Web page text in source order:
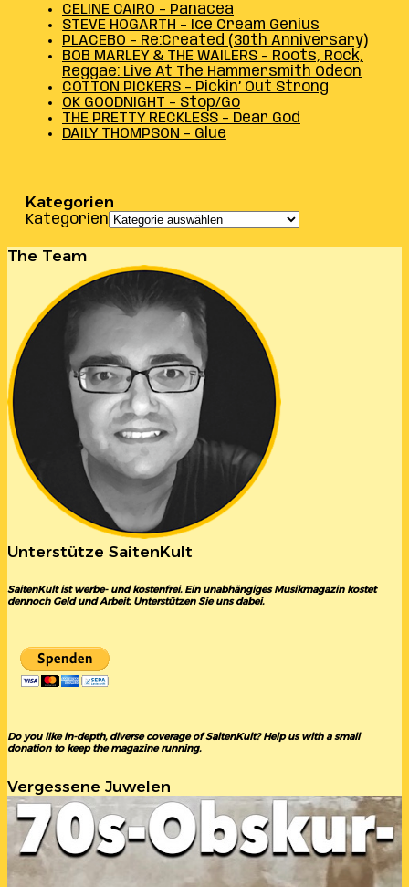
CELINE CAIRO – Panacea
STEVE HOGARTH – Ice Cream Genius
PLACEBO – Re:Created (30th Anniversary)
BOB MARLEY & THE WAILERS – Roots, Rock,
Reggae: Live At The Hammersmith Odeon
COTTON PICKERS – Pickin’ Out Strong
OK GOODNIGHT – Stop/Go
THE PRETTY RECKLESS – Dear God
DAILY THOMPSON – Glue
Kategorien
Kategorien
The Team
Unterstütze SaitenKult
SaitenKult ist werbe- und kostenfrei. Ein unabhängiges Musikmagazin kostet
dennoch Geld und Arbeit. Unterstützen Sie uns dabei.
Do you like in-depth, diverse coverage of SaitenKult? Help us with a small
donation to keep the magazine running.
Vergessene Juwelen